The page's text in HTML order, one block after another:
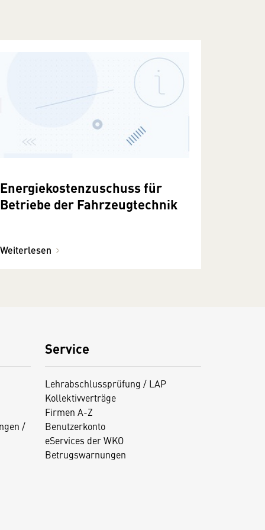
Energiekostenzuschuss für
Betriebe der Fahrzeugtechnik
Weiterlesen
/
Service
Lehrabschlussprüfung / LAP
Kollektivverträge
Firmen A-Z
Benutzerkonto
eServices der WKO
Betrugswarnungen